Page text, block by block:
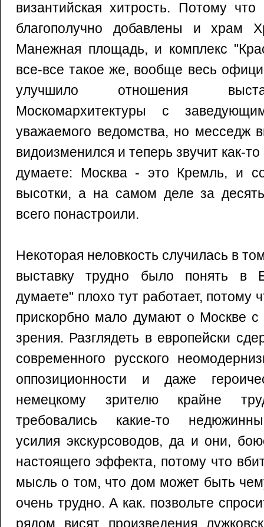
византийская хитрость. Потому
благополучно добавлены и храм
Манежная площадь, и комплекс
все-все такое же, вообще весь
улучшило отношения
Москомархитектуры с
уважаемого ведомства, но месседж
видоизменился и теперь звучит как-
думаете: Москва - это Кремль, и
высотки, а на самом деле за
всего понастроили.
Некоторая неловкость случилась в
выставку трудно было понять в
думаете" плохо тут работает, потому
прискорбно мало думают о Москве с
зрения. Разглядеть в европейски
современного русского
оппозиционности и даже
немецкому зрителю крайне
требовались какие-то
усилия экскурсоводов, да и они,
настоящего эффекта, потому что
мысль о том, что дом может быть
очень трудно. А как. позвольте
рядом висят произведения